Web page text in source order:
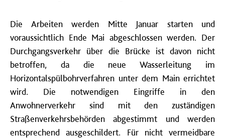
Die Arbeiten werden Mitte Januar starten und
voraussichtlich Ende Mai abgeschlossen werden. Der
Durchgangsverkehr über die Brücke ist davon nicht
betroffen, da die neue Wasserleitung im
Horizontalspülbohrverfahren unter dem Main errichtet
wird. Die notwendigen Eingriffe in den
Anwohnerverkehr sind mit den zuständigen
Straßenverkehrsbehörden abgestimmt und werden
entsprechend ausgeschildert. Für nicht vermeidbare